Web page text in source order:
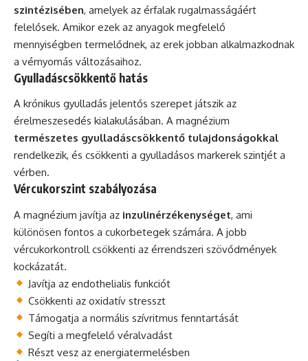
szintézisében, amelyek az érfalak rugalmasságáért
felelősek. Amikor ezek az anyagok megfelelő
mennyiségben termelődnek, az erek jobban alkalmazkodnak
a vérnyomás változásaihoz.
Gyulladáscsökkentő hatás
A krónikus gyulladás jelentős szerepet játszik az
érelmeszesedés kialakulásában. A magnézium
természetes gyulladáscsökkentő tulajdonságokkal
rendelkezik, és csökkenti a gyulladásos markerek szintjét a
vérben.
Vércukorszint szabályozása
A magnézium javítja az inzulinérzékenységet, ami
különösen fontos a cukorbetegek számára. A jobb
vércukorkontroll csökkenti az érrendszeri szövődmények
kockázatát.
Javítja az endothelialis funkciót
Csökkenti az oxidatív stresszt
Támogatja a normális szívritmus fenntartását
Segíti a megfelelő véralvadást
Részt vesz az energiatermelésben